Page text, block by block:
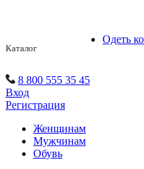
Каталог
Одеть
8 800 555 35 45
Вход
Регистрация
Женщинам
Мужчинам
Обувь